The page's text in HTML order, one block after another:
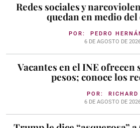
Redes sociales y
quedan en medio
POR: PEDRO
6 DE AGOSTO DE
Vacantes en el INE ofrecen
pesos; conoce los
POR: RICHARD
6 DE AGOSTO DE